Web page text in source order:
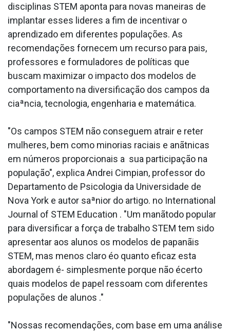
disciplinas STEM aponta para novas maneiras de
implantar esses lideres a fim de incentivar o
aprendizado em diferentes populações. As
recomendações fornecem um recurso para pais,
professores e formuladores de políticas que
buscam maximizar o impacto dos modelos de
comportamento na diversificação dos campos da
ciaªncia, tecnologia, engenharia e matemática.
"Os campos STEM não conseguem atrair e reter
mulheres, bem como minorias raciais e anãtnicas
em números proporcionais a sua participação na
população", explica Andrei Cimpian, professor do
Departamento de Psicologia da Universidade de
Nova York e autor saªnior do artigo. no International
Journal of STEM Education . "Um manãtodo popular
para diversificar a força de trabalho STEM tem sido
apresentar aos alunos os modelos de papanãis
STEM, mas menos claro éo quanto eficaz esta
abordagem é- simplesmente porque não écerto
quais modelos de papel ressoam com diferentes
populações de alunos ."
"Nossas recomendações, com base em uma análise